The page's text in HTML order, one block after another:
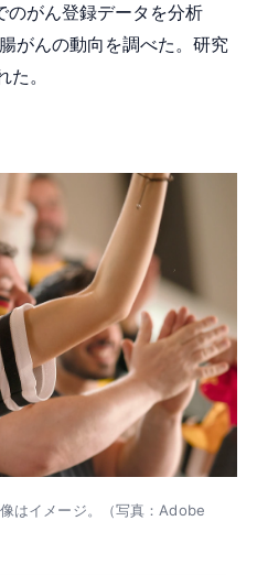
がん登録データを分析
がんの動向を調べた。研究
。
はイメージ。（写真：Adobe